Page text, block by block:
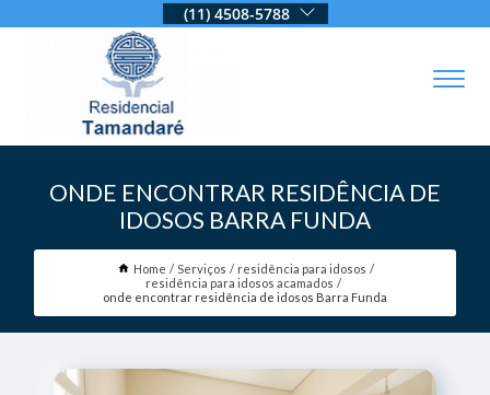
(11) 4508-5788
ONDE ENCONTRAR RESIDÊNCIA DE
IDOSOS BARRA FUNDA
Home Serviços
residência para idosos
residência para idosos acamados
onde encontrar residência de idosos Barra Funda